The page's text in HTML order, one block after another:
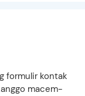
formulir kontak
macem-